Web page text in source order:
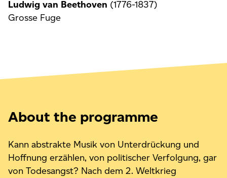
Ludwig van Beethoven (1776-1837)
Grosse Fuge
About the programme
Kann abstrakte Musik von Unterdrückung und
Hoffnung erzählen, von politischer Verfolgung, gar
von Todesangst? Nach dem 2. Weltkrieg